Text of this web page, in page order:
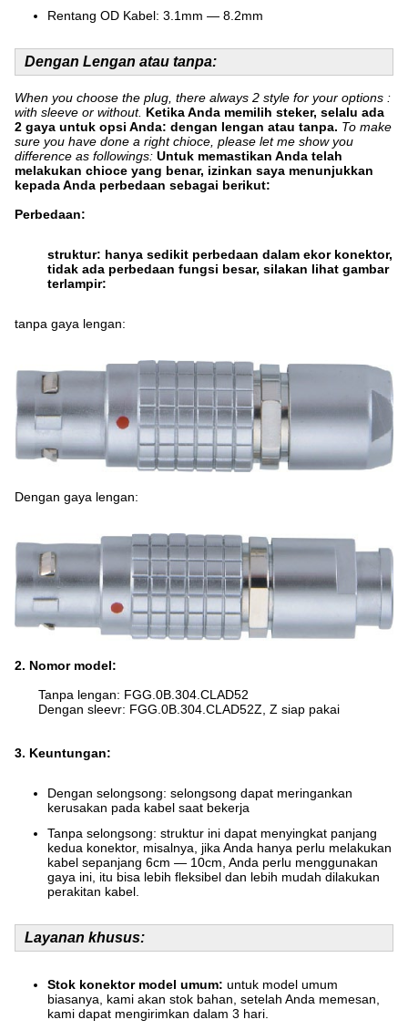
Rentang OD Kabel: 3.1mm — 8.2mm
Dengan Lengan atau tanpa:
When you choose the plug, there always 2 style for your options :
with sleeve or without. Ketika Anda memilih steker, selalu ada
2 gaya untuk opsi Anda: dengan lengan atau tanpa. To make
sure you have done a right chioce, please let me show you
difference as followings: Untuk memastikan Anda telah
melakukan chioce yang benar, izinkan saya menunjukkan
kepada Anda perbedaan sebagai berikut:
Perbedaan:
struktur: hanya sedikit perbedaan dalam ekor konektor,
tidak ada perbedaan fungsi besar, silakan lihat gambar
terlampir:
tanpa gaya lengan:
Dengan gaya lengan:
2. Nomor model:
Tanpa lengan: FGG.0B.304.CLAD52
Dengan sleevr: FGG.0B.304.CLAD52Z, Z siap pakai
3. Keuntungan:
Dengan selongsong: selongsong dapat meringankan
kerusakan pada kabel saat bekerja
Tanpa selongsong: struktur ini dapat menyingkat panjang
kedua konektor, misalnya, jika Anda hanya perlu melakukan
kabel sepanjang 6cm — 10cm, Anda perlu menggunakan
gaya ini, itu bisa lebih fleksibel dan lebih mudah dilakukan
perakitan kabel.
Layanan khusus:
Stok konektor model umum: untuk model umum
biasanya, kami akan stok bahan, setelah Anda memesan,
kami dapat mengirimkan dalam 3 hari.